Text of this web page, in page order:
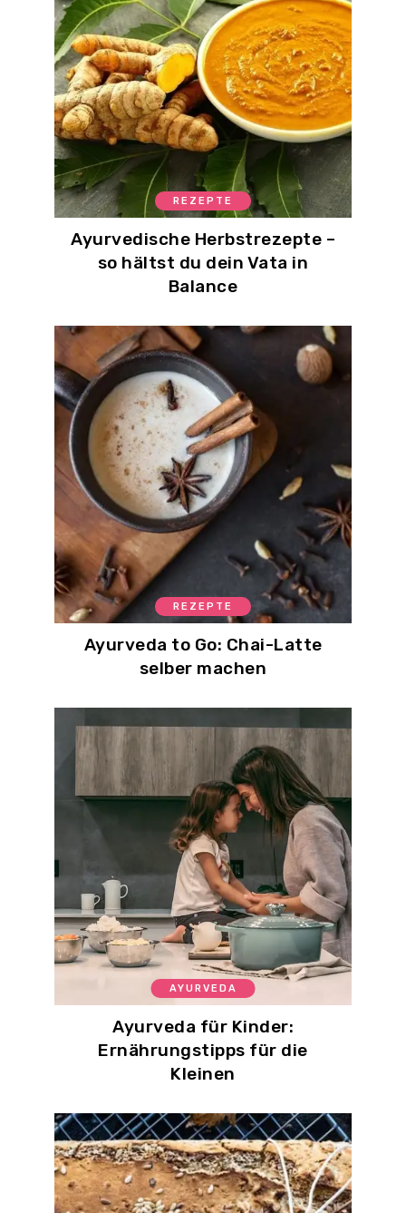
REZEPTE
Ayurvedische Herbstrezepte –
so hältst du dein Vata in
Balance
REZEPTE
Ayurveda to Go: Chai-Latte
selber machen
AYURVEDA
Ayurveda für Kinder:
Ernährungstipps für die
Kleinen